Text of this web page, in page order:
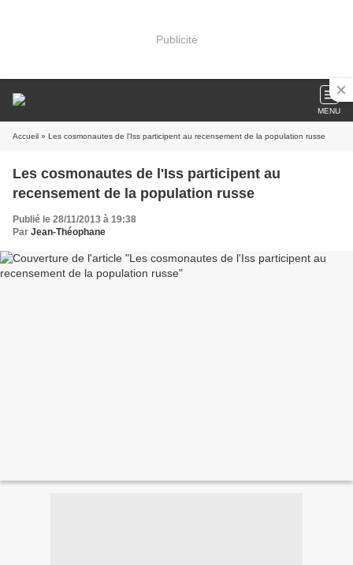
Publicité
MENU
Accueil » Les cosmonautes de l'Iss participent au recensement de la population russe
Les cosmonautes de l'Iss participent au
recensement de la population russe
Publié le 28/11/2013 à 19:38
Par Jean-Théophane